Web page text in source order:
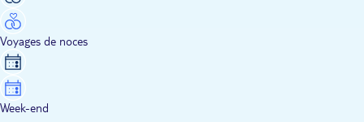
Voyages de noces
Week-end